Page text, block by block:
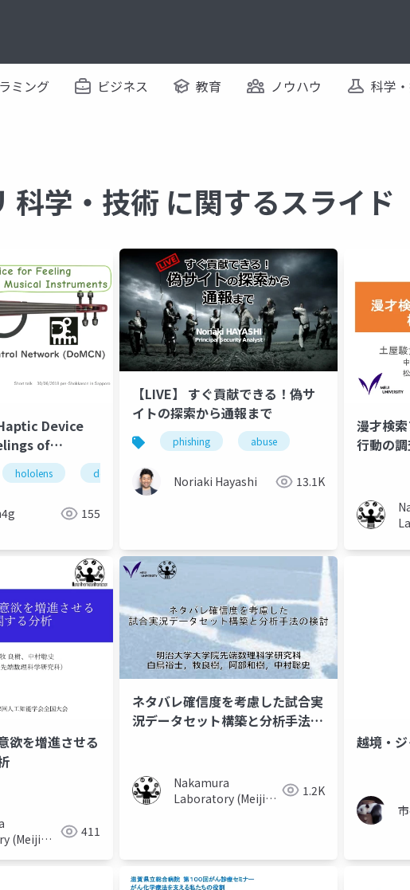
ミング ビジネス 教育 ノウハウ 科学
科学・技術 に関するスライド
Device
of
hololens domcn
155
【LIVE】 すぐ貢献できる！偽サ
イトの探索から通報まで
phishing abuse
Noriaki Hayashi 13.1K
漫才検
行動の
欲を増進させる
(Meiji
411
ネタバレ確信度を考慮した試合実
況データセット構築と分析手法の
Nakamura
Laboratory (Meiji
1.2K
越境・